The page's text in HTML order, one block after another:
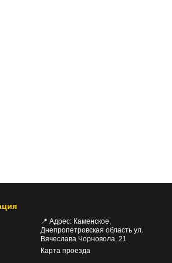
📍 Адрес: Каменское,
Днепропетровская область ул.
Вячеслава Чорновола, 21
Карта проезда